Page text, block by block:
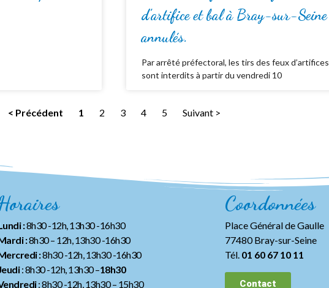
d’artifice et bal à Bray-sur-Seine
annulés.
Par arrêté préfectoral, les tirs des feux d’artifices
sont interdits à partir du vendredi 10
< Précédent 1 2 3 4 5 Suivant >
:8h30 -12h, 13h30 -16h30
:8h30 – 12h, 13h30 -16h30
:8h30 -12h, 13h30 -16h30
: 8h30 -12h, 13h30 –18h30
: 8h30 -12h, 13h30– 15h30
Coordonnées
Place Général de Gaulle
77480 Bray-sur-Seine
Tél. 01 60 67 10 11
Contact